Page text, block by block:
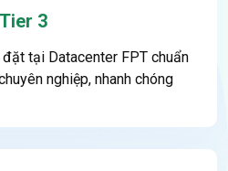
3
tại Datacenter FPT chuẩn
nghiệp, nhanh chóng